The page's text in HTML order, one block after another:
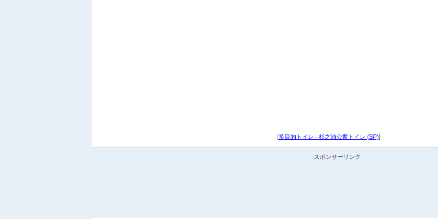
[多目的トイレ - 杉之浦公衆トイレ (SP)]
スポンサーリンク